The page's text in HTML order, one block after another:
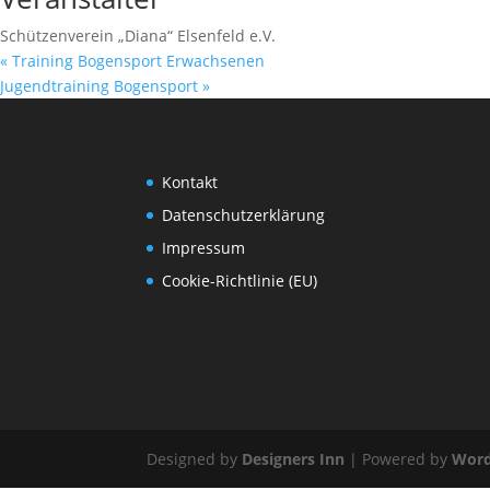
Schützenverein „Diana“ Elsenfeld e.V.
« Training Bogensport Erwachsenen
Jugendtraining Bogensport »
Kontakt
Datenschutzerklärung
Impressum
Cookie-Richtlinie (EU)
Designed by Designers Inn | Powered by